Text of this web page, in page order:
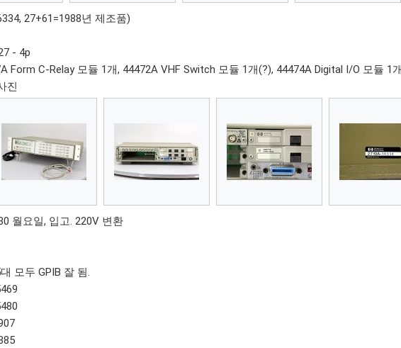
27+61=1988년 제조품)
- 4p
Form C-Relay 모듈 1개, 44472A VHF Switch 모듈 1개(?), 44474A Digital I/O 모듈 1
진
월요일, 입고. 220V 변환
모두 GPIB 잘 됨.